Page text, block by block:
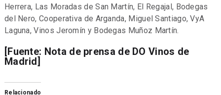
Herrera, Las Moradas de San Martín, El Regajal, Bodegas
del Nero, Cooperativa de Arganda, Miguel Santiago, VyA
Laguna, Vinos Jeromín y Bodegas Muñoz Martín.
[Fuente: Nota de prensa de DO Vinos de
Madrid]
Relacionado